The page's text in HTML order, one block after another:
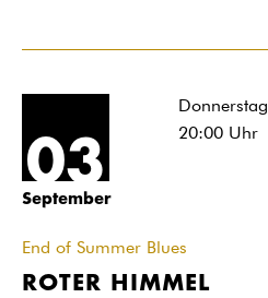
03
September
Donnerstag
20:00Uhr
End of Summer Blues
ROTER HIMMEL